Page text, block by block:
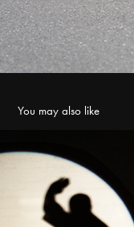
You may also like